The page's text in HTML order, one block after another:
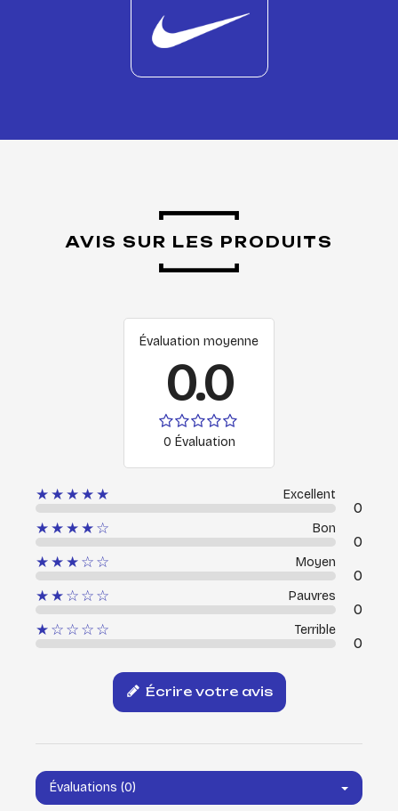
AVIS SUR LES PRODUITS
Évaluation moyenne
0.0
0 Évaluation
★★★★★ Excellent
0
★★★★☆
Bon
0
★★★☆☆
Moyen
0
★★☆☆☆
Pauvres
0
★☆☆☆☆
Terrible
0
Écrire votre avis
Évaluations (0)